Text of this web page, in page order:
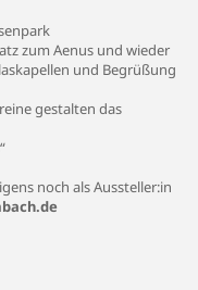
zum Aenus und wieder
und Begrüßung
gestalten das
noch als Aussteller:in